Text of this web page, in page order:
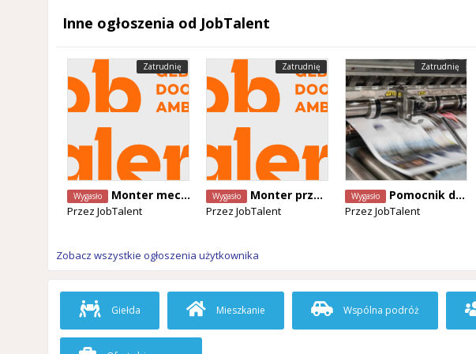
Inne ogłoszenia od JobTalent
Zatrudnię
Wygasło Monter mechaniczny
Przez JobTalent
Zatrudnię
Wygasło Monter przemysłowy
Przez JobTalent
Zatrudnię
Wygasło Pomocnik drukarza offsetowego
Przez JobTalent
Zobacz wszystkie ogłoszenia użytkownika
Giełda Mieszkanie Wspólna podróż